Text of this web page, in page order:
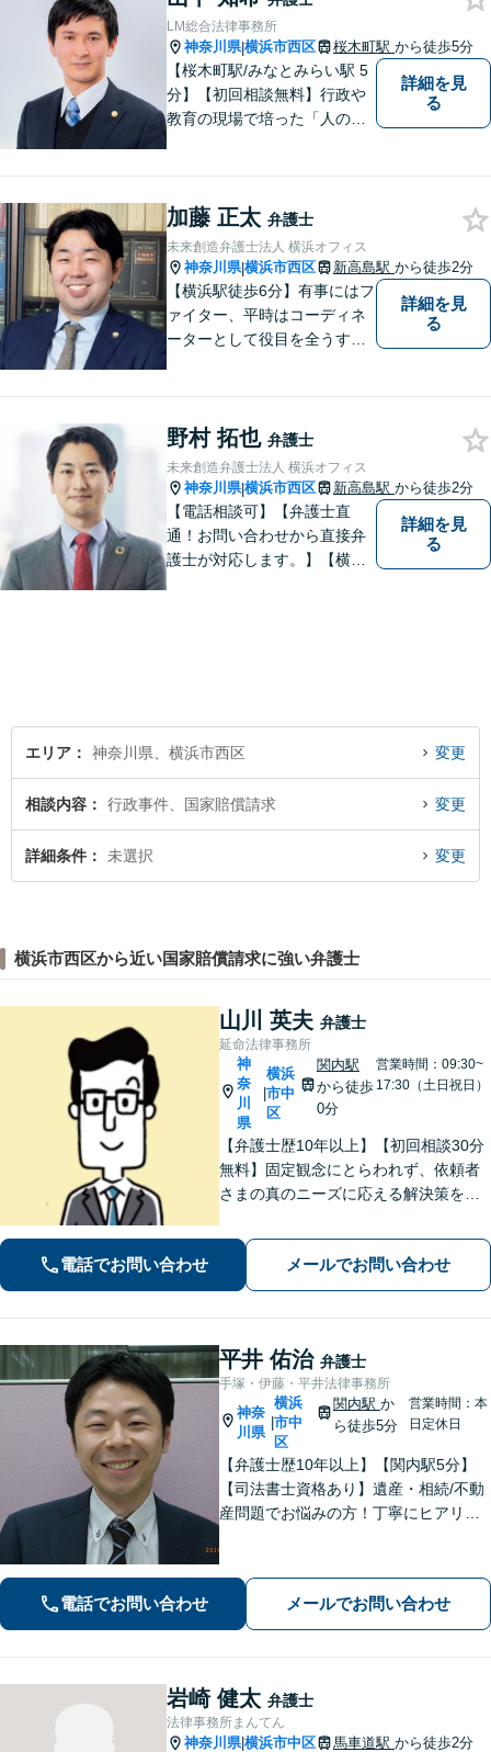
LM総合法律事務所
神奈川県|横浜市西区 桜木町駅 から徒歩5分
【桜木町駅/みなとみらい駅 5
分】【初回相談無料】行政や
教育の現場で培った「人の話
ください。「相談してよかっ
た」と思える解決を共に目指
します。
詳細を見
る
加藤 正太 弁護士
未来創造弁護士法人 横浜オフィス
神奈川県|横浜市西区 新高島駅 から徒歩2分
【横浜駅徒歩6分】有事にはフ
ァイター、平時はコーディネ
ーターとして役目を全うする
します。【独占禁止法・下請
法の著書執筆】
詳細を見
る
野村 拓也 弁護士
未来創造弁護士法人 横浜オフィス
神奈川県|横浜市西区 新高島駅 から徒歩2分
【電話相談可】【弁護士直
通！お問い合わせから直接弁
護士が対応します。】【横浜
を心がけます。
詳細を見
る
エリア 神奈川県、横浜市西区 変更
相談内容 行政事件、国家賠償請求 変更
詳細条件 未選択 変更
横浜市西区から近い国家賠償請求に強い弁護士
山川 英夫 弁護士
延命法律事務所
神
奈
川
県
横浜
市中
区
関内駅
から徒歩
0分
営業時間：09:30~
17:30（土日祝日）
【弁護士歴10年以上】【初回相談30分
無料】固定観念にとらわれず、依頼者
さまの真のニーズに応える解決策を導
士業との連携で不動産トラブルや相続
問題にワンストップの対応も可能【WE
B面談対応】【関内駅3分】
電話でお問い合わせ メールでお問い合わせ
平井 佑治 弁護士
手塚・伊藤・平井法律事務所
神奈
川県
横浜
市中
区
関内駅 か
ら徒歩5分
営業時間：本
日定休日
【弁護士歴10年以上】【関内駅5分】
【司法書士資格あり】遺産・相続/不動
産問題でお悩みの方！丁寧にヒアリン
【夜間/休日対応可能】
電話でお問い合わせ メールでお問い合わせ
岩崎 健太 弁護士
法律事務所まんてん
神奈川県|横浜市中区 馬車道駅 から徒歩2分